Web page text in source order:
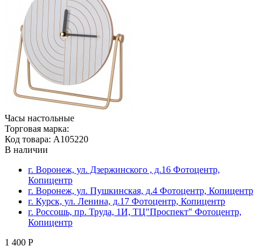
Часы настольные
Торговая марка:
Код товара: A105220
В наличии
г. Воронеж, ул. Дзержинского , д.16 Фотоцентр,
Копицентр
г. Воронеж, ул. Пушкинская, д.4 Фотоцентр, Копицентр
г. Курск, ул. Ленина, д.17 Фотоцентр, Копицентр
г. Россошь, пр. Труда, 1И, ТЦ"Проспект" Фотоцентр,
Копицентр
1 400 Р